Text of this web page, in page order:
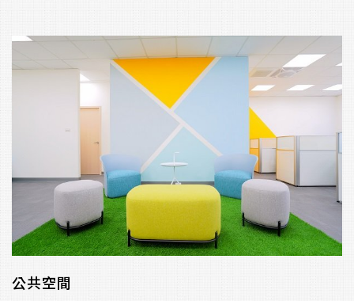
公共空間